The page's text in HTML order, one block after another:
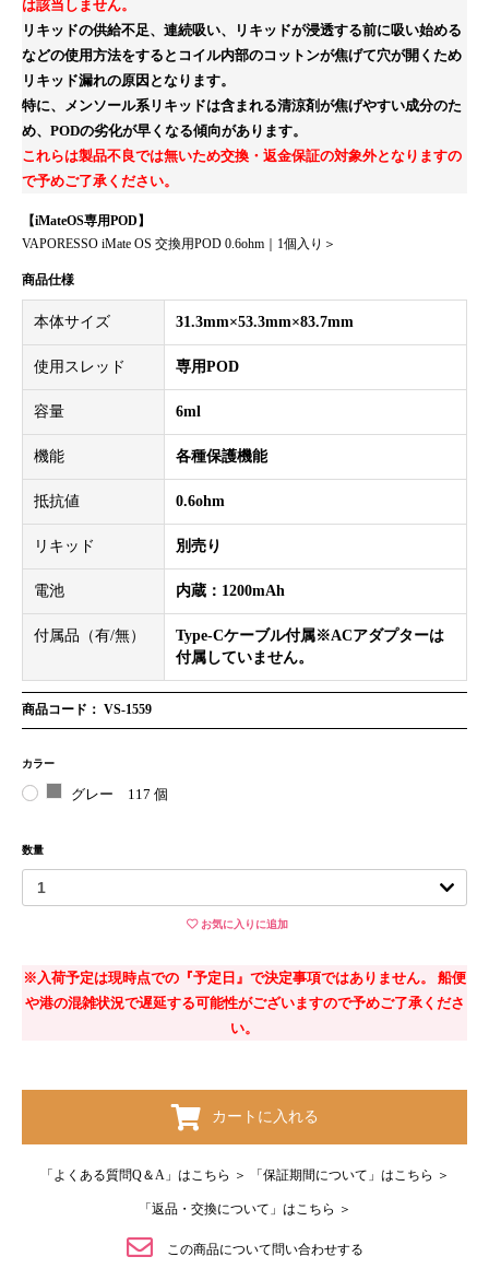
は該当しません。
リキッドの供給不足、連続吸い、リキッドが浸透する前に吸い始める
などの使用方法をするとコイル内部のコットンが焦げて穴が開くため
リキッド漏れの原因となります。
特に、メンソール系リキッドは含まれる清涼剤が焦げやすい成分のた
め、PODの劣化が早くなる傾向があります。
これらは製品不良では無いため交換・返金保証の対象外となりますの
で予めご了承ください。
【iMateOS専用POD】
VAPORESSO iMate OS 交換用POD 0.6ohm｜1個入り＞
商品仕様
本体サイズ 31.3mm×53.3mm×83.7mm
使用スレッド 専用POD
容量 6ml
機能 各種保護機能
抵抗値 0.6ohm
リキッド 別売り
電池 内蔵：1200mAh
付属品（有/無）
Type-Cケーブル付属※ACアダプターは
付属していません。
商品コード： VS-1559
カラー
グレー 117 個
数量
お気に入りに追加
※入荷予定は現時点での『予定日』で決定事項ではありません。 船便
や港の混雑状況で遅延する可能性がございますので予めご了承くださ
い。
カートに入れる
お買い物を続ける
「よくある質問Q＆A」はこちら ＞ 「保証期間について」はこちら ＞
「返品・交換について」はこちら ＞
この商品について問い合わせする